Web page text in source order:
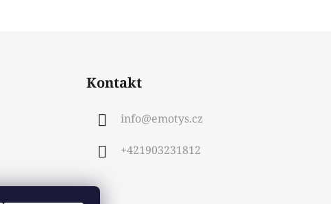
Kontakt
info@emotys.cz
+421903231812